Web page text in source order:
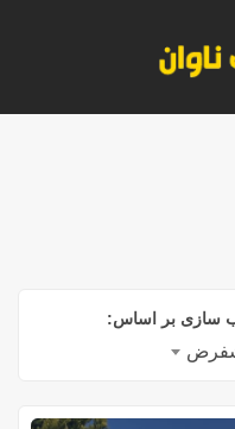
سازی بر اساس: